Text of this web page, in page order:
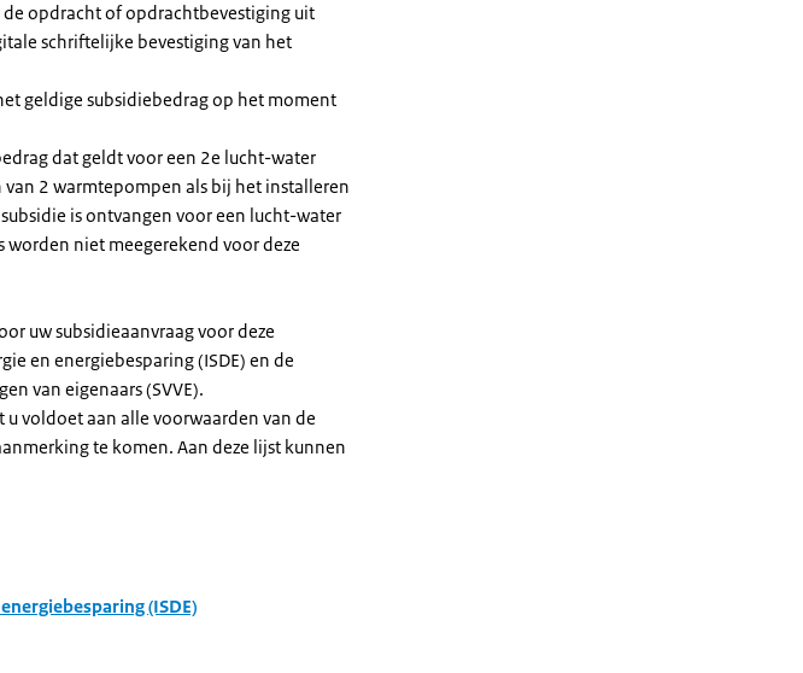
opdracht of opdrachtbevestiging uit
schriftelijke bevestiging van het
geldige subsidiebedrag op het moment
dat geldt voor een 2e lucht-water
2 warmtepompen als bij het installeren
is ontvangen voor een lucht-water
niet meegerekend voor deze
uw subsidieaanvraag voor deze
en energiebesparing (ISDE) en de
van eigenaars (SVVE).
voldoet aan alle voorwaarden van de
te komen. Aan deze lijst kunnen
(ISDE)